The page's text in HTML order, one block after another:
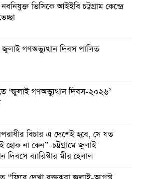
ভিসিকে আইইবি চট্টগ্রাম কেন্দ্রে
জুলাই গণঅভ্যুত্থান দিবস পালিত
‘জুলাই গণঅভ্যুত্থান দিবস-২০২৬’
বিচার এ দেশেই হবে, সে যত
হোক না কেন”-চট্টগ্রামে জুলাই
দিবসে ব্যারিস্টার মীর হেলাল